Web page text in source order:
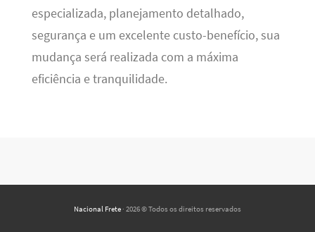
especializada, planejamento detalhado,
segurança e um excelente custo-benefício, sua
mudança será realizada com a máxima
eficiência e tranquilidade.
Nacional Frete · 2026 © Todos os direitos reservados